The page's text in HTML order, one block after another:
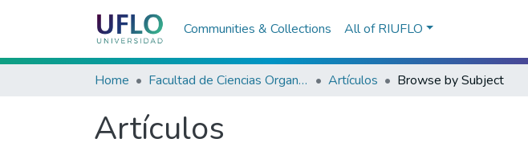
Communities & Collections All of RIUFLO
Home Facultad de Ciencias Organizacionales y de la Empresa Artículos Browse by Subject
Artículos